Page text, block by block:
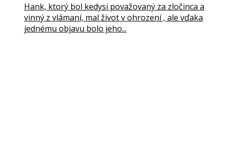
Hank, ktorý bol kedysi považovaný za zločinca a
vinný z vlámaní, mal život v ohrození , ale vďaka
jednému objavu bolo jeho...